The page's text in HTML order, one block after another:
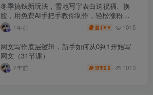
冬季搞钱新玩法，雪地写字表白送祝福、换
脸，用免费AI手把手教你制作，轻松涨粉
3.5w，接单到手软
1年前 盟币9.9 1015
网文写作底层逻辑，新手如何从0到1开始写
网文（31节课）
2年前 盟币9.9 1013